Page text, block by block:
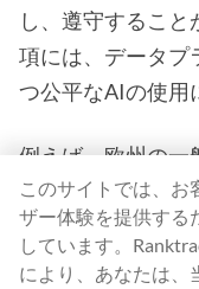
し、遵守するこ
項には、データプ
つ公平なAIの使用
例えば、欧州の一
企業がデータをど
いて厳しい規則を
タを使用するAIシ
このサイトでは、お
ザー体験を提供する
しています。
により、あなたは、